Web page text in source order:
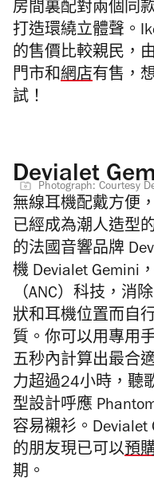
房間裏配對兩個同
打造環繞立體聲。
的售價比較親民，
門市和網店有售，
試！
Devialet
Photograph: Courtesy
無線耳機配戴方便
已經成為潮人造型
的法國音響品牌
機 Devialet Gemini
（ANC）科技，消
狀和耳機位置而自
質。你可以用專用
五秒內計算出最合
力超過24小時，聽
型設計呼應
容易襯衫。 Devialet
的朋友現已可以預
期。